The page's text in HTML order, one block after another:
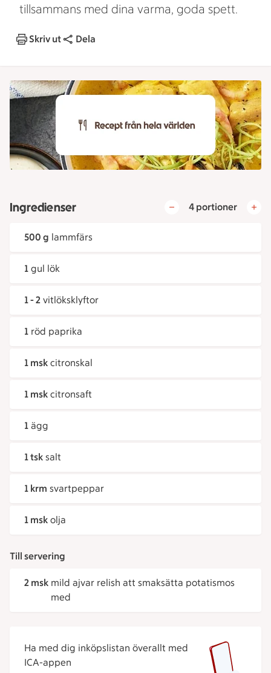
tillsammans med dina varma, goda spett.
Skriv ut Dela
Ingredienser 4 portioner
500 g lammfärs
1 gul lök
1 - 2 vitlöksklyftor
1 röd paprika
1 msk citronskal
1 msk citronsaft
1 ägg
1 tsk salt
1 krm svartpeppar
1 msk olja
Till servering
2 msk mild ajvar relish att smaksätta potatismos
med
Ha med dig inköpslistan överallt med
ICA-appen